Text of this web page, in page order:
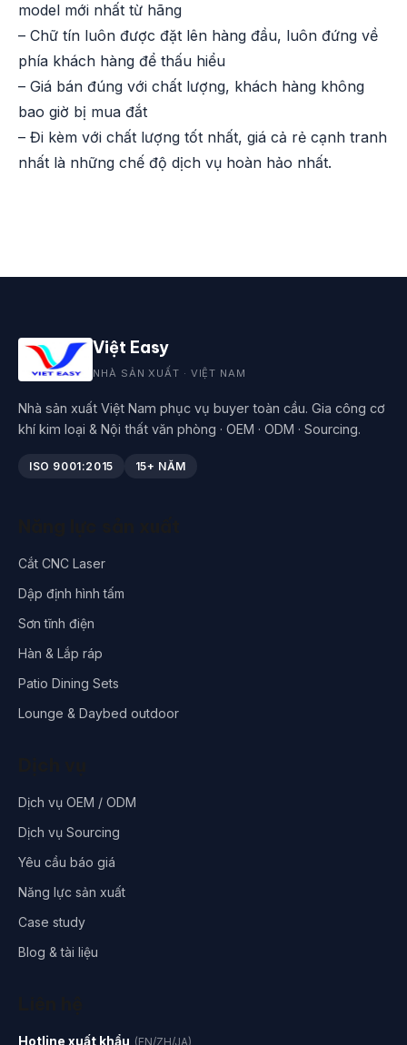
model mới nhất từ hãng
– Chữ tín luôn được đặt lên hàng đầu, luôn đứng về
phía khách hàng để thấu hiểu
– Giá bán đúng với chất lượng, khách hàng không
bao giờ bị mua đắt
– Đi kèm với chất lượng tốt nhất, giá cả rẻ cạnh tranh
nhất là những chế độ dịch vụ hoàn hảo nhất.
Việt Easy
NHÀ SẢN XUẤT · VIỆT NAM
Nhà sản xuất Việt Nam phục vụ buyer toàn cầu. Gia công cơ
khí kim loại & Nội thất văn phòng · OEM · ODM · Sourcing.
ISO 9001:2015 15+ NĂM
Cắt CNC Laser
Dập định hình tấm
Sơn tĩnh điện
Hàn & Lắp ráp
Patio Dining Sets
Lounge & Daybed outdoor
Dịch vụ OEM / ODM
Dịch vụ Sourcing
Yêu cầu báo giá
Năng lực sản xuất
Case study
Blog & tài liệu
Hotline xuất khẩu (EN/ZH/JA)